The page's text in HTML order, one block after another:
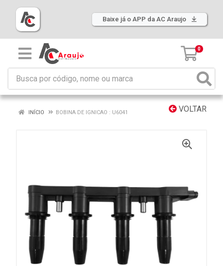
Baixe já o APP da AC Araujo
0
VOLTAR
INÍCIO BOBINA DE IGNICAO : U6041